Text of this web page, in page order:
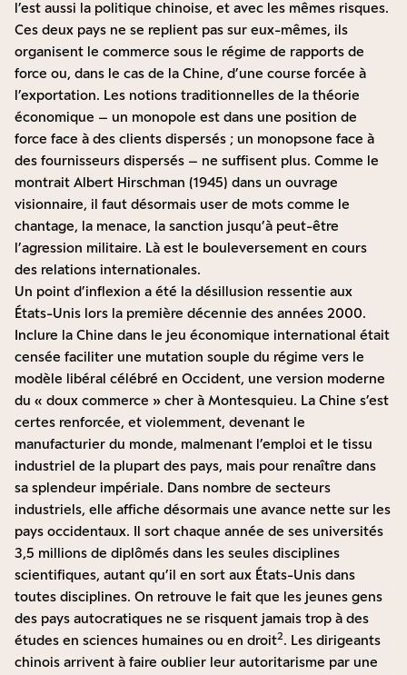
l’est aussi la politique chinoise, et avec les mêmes risques.
Ces deux pays ne se replient pas sur eux-mêmes, ils
organisent le commerce sous le régime de rapports de
force ou, dans le cas de la Chine, d’une course forcée à
l’exportation. Les notions traditionnelles de la théorie
économique – un monopole est dans une position de
force face à des clients dispersés ; un monopsone face à
des fournisseurs dispersés – ne suffisent plus. Comme le
montrait Albert Hirschman (1945) dans un ouvrage
visionnaire, il faut désormais user de mots comme le
chantage, la menace, la sanction jusqu’à peut-être
l’agression militaire. Là est le bouleversement en cours
des relations internationales.
Un point d’inflexion a été la désillusion ressentie aux
États-Unis lors la première décennie des années 2000.
Inclure la Chine dans le jeu économique international était
censée faciliter une mutation souple du régime vers le
modèle libéral célébré en Occident, une version moderne
du « doux commerce » cher à Montesquieu. La Chine s’est
certes renforcée, et violemment, devenant le
manufacturier du monde, malmenant l’emploi et le tissu
industriel de la plupart des pays, mais pour renaître dans
sa splendeur impériale. Dans nombre de secteurs
industriels, elle affiche désormais une avance nette sur les
pays occidentaux. Il sort chaque année de ses universités
3,5 millions de diplômés dans les seules disciplines
scientifiques, autant qu’il en sort aux États-Unis dans
toutes disciplines. On retrouve le fait que les jeunes gens
des pays autocratiques ne se risquent jamais trop à des
études en sciences humaines ou en droit2. Les dirigeants
chinois arrivent à faire oublier leur autoritarisme par une